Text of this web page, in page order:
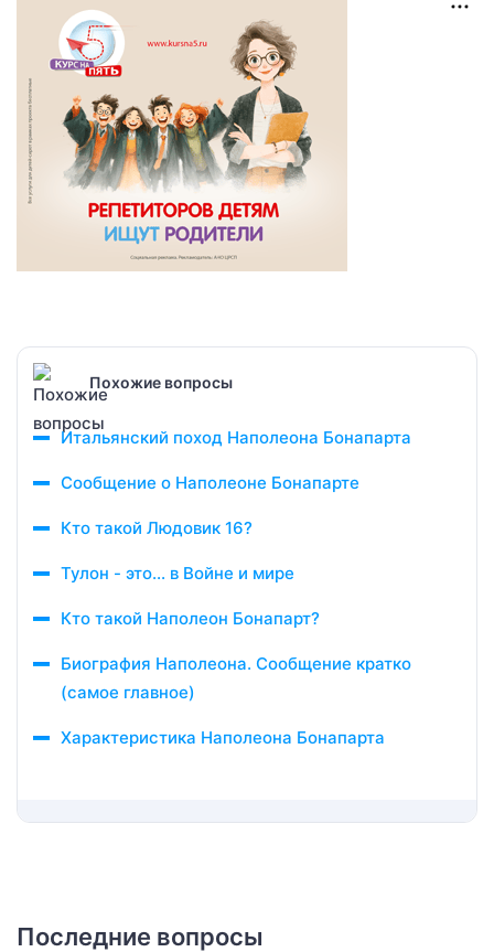
Похожие вопросы
Итальянский поход Наполеона Бонапарта
Сообщение о Наполеоне Бонапарте
Кто такой Людовик 16?
Тулон - это... в Войне и мире
Кто такой Наполеон Бонапарт?
Биография Наполеона. Сообщение кратко
(самое главное)
Характеристика Наполеона Бонапарта
Последние вопросы